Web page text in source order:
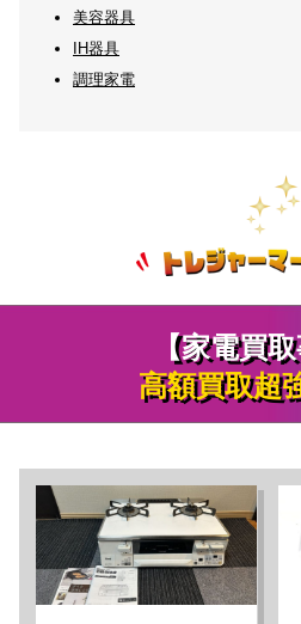
美容器具
IH器具
調理家電
【家電買取
高額買取超